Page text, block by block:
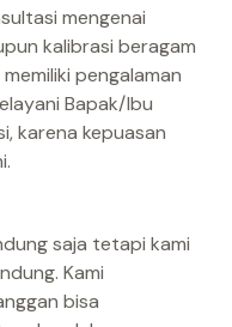
mengenai
kalibrasi beragam
pengalaman
Bapak/Ibu
karena kepuasan
saja tetapi kami
Kami
bisa